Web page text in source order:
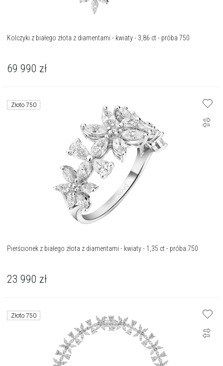
Kolczyki z białego złota z diamentami - kwiaty - 3,86 ct - próba 750
69 990 zł
Złoto 750
Pierścionek z białego złota z diamentami - kwiaty - 1,35 ct - próba 750
23 990 zł
Złoto 750